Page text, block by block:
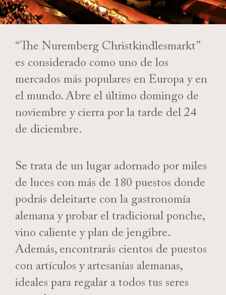
“The Nuremberg Christkindlesmarkt”
es considerado como uno de los
mercados más populares en Europa y en
el mundo. Abre el último domingo de
noviembre y cierra por la tarde del 24
de diciembre.
Se trata de un lugar adornado por miles
de luces con más de 180 puestos donde
podrás deleitarte con la gastronomía
alemana y probar el tradicional ponche,
vino caliente y plan de jengibre.
Además, encontrarás cientos de puestos
con artículos y artesanías alemanas,
ideales para regalar a todos tus seres